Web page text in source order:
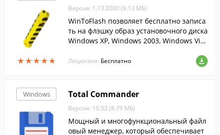
★★★★★
★★★★★
Версия: 1.13.0000 (9.13 МБ)
WinToFlash позволяет бесплатно записа
ть на флэшку образ установочного диска
Windows XP, Windows 2003, Windows Vist
Лицензия: Бесплатно
Windows Total Commander
Версия: 10.52 (8.79 МБ)
Мощный и многофункциональный файл
овый менеджер, который обеспечивает